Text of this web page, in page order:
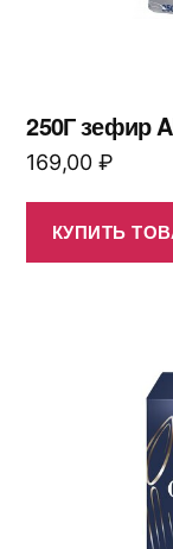
250Г зефир
169,00 ₽
КУПИТЬ